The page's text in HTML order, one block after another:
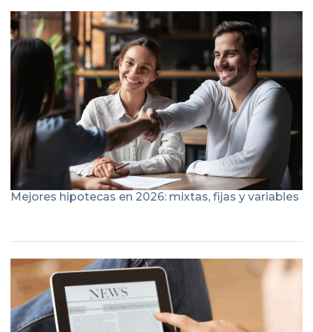
Mejores hipotecas en 2026: mixtas, fijas y variables